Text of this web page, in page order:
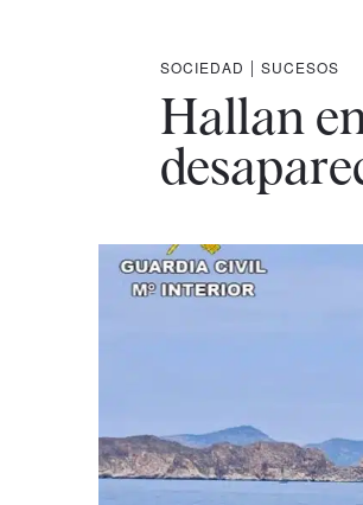
SOCIEDAD | SUCESOS
Hallan